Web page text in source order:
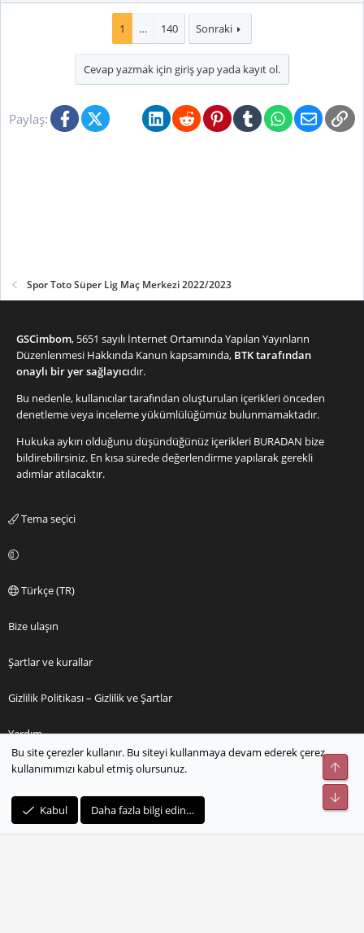
1 … 140 Sonraki
Cevap yazmak için giriş yap yada kayıt ol.
Paylaş: FacebookX (Twitter)BlueskyLinkedInRedditPinterestTumblrWhatsApp
E-posta
Spor Toto Süper Lig Maç Merkezi 2022/2023
GSCimbom, 5651 sayılı İnternet Ortamında Yapılan Yayınların
Düzenlenmesi Hakkında Kanun kapsamında, BTK tarafından
onaylı bir yer sağlayıcıdır.
Bu nedenle, kullanıcılar tarafından oluşturulan içerikleri önceden
denetleme veya inceleme yükümlülüğümüz bulunmamaktadır.
Hukuka aykırı olduğunu düşündüğünüz içerikleri BURADAN bize
bildirebilirsiniz. En kısa sürede değerlendirme yapılarak gerekli
adımlar atılacaktır.
Tema seçici
Türkçe (TR)
Bize ulaşın
Şartlar ve kurallar
Gizlilik Politikası – Gizlilik ve Şartlar
Yardım
Ana sayfa
S
S
Bu site çerezler kullanır. Bu siteyi kullanmaya devam ederek çerez
kullanımımızı kabul etmiş olursunuz.
Kabul Daha fazla bilgi edin…